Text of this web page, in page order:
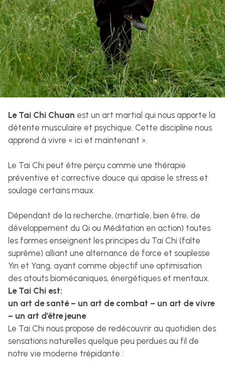
Le Tai Chi Chuan est un art martial qui nous apporte la
détente musculaire et psychique. Cette discipline nous
apprend à vivre « ici et maintenant ».
Le Tai Chi peut être perçu comme une thérapie
préventive et corrective douce qui apaise le stress et
soulage certains maux.
Dépendant de la recherche, (martiale, bien être, de
développement du Qi ou Méditation en action) toutes
les formes enseignent les principes du Tai Chi (faîte
suprême) alliant une alternance de force et souplesse
Yin et Yang, ayant comme objectif une optimisation
des atouts biomécaniques, énergétiques et mentaux.
Le Tai Chi est:
un art de santé – un art de combat – un art de vivre
– un art d’être jeune
Le Tai Chi nous propose de redécouvrir au quotidien des
sensations naturelles quelque peu perdues au fil de
notre vie moderne trépidante :